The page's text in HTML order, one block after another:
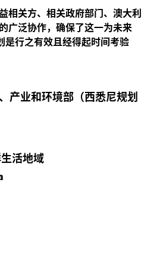
相关方、相关政府部门、澳大利
广泛协作，确保了这一为未来
是行之有效且经得起时间考验
产业和环境部（西悉尼规划
活地域